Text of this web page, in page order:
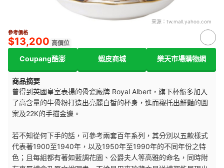
來源： tw.mall.yahoo.com
參考價格
$13,200 高價位
Coupang酷澎 蝦皮商城 樂天市場購物網
商品摘要
曾得到英國皇室表揚的骨瓷廠牌 Royal Albert，旗下杯盤多加入
了高含量的牛骨粉打造出亮麗白皙的杯身，進而襯托出鮮豔的圖
案及22K的手描金邊。
若不知從何下手的話，可參考兩套百年系列，其分別以五款樣式
代表著1900至1940年，以及1950年至1990年的不同年份之特
色；且每組都有著如藍調花園、公爵夫人等高雅的命名，同時附